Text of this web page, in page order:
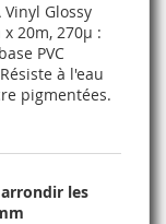
Vinyl Glossy
20m, 270µ :
PVC
à l'eau
pigmentées.
les